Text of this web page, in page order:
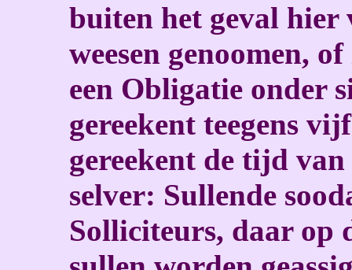
buiten het geval hier
weesen genoomen,
een Obligatie onder
gereekent teegens
gereekent de tijd
selver: Sullende
Solliciteurs, daar op